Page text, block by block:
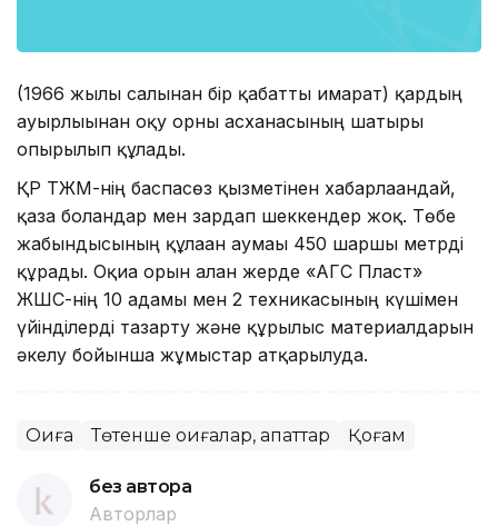
(1966 жылы салынған бір қабатты ғимарат) қардың
ауырлығынан оқу орны асханасының шатыры
опырылып құлады.
ҚР ТЖМ-нің баспасөз қызметінен хабарлағандай,
қаза болғандар мен зардап шеккендер жоқ. Төбе
жабындысының құлаған аумағы 450 шаршы метрді
құрады. Оқиға орын алған жерде «АГС Пласт»
ЖШС-нің 10 адамы мен 2 техникасының күшімен
үйінділерді тазарту және құрылыс материалдарын
әкелу бойынша жұмыстар атқарылуда.
Оқиға Төтенше оқиғалар, апаттар Қоғам
без автора
Авторлар